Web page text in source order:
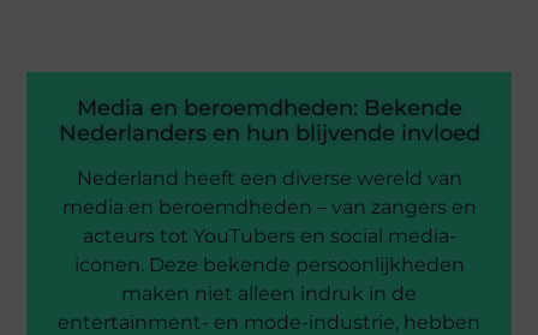
Media en beroemdheden: Bekende
Nederlanders en hun blijvende invloed
Nederland heeft een diverse wereld van
media en beroemdheden – van zangers en
acteurs tot YouTubers en social media-
iconen. Deze bekende persoonlijkheden
maken niet alleen indruk in de
entertainment- en mode-industrie, hebben